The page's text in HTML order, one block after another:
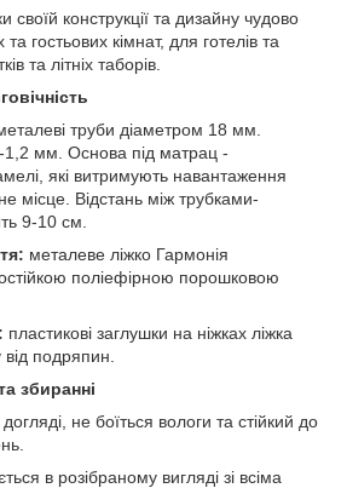
своїй конструкції та дизайну чудово
гостьових кімнат, для готелів та
та літніх таборів.
труби діаметром 18 мм.
мм. Основа під матрац -
які витримують навантаження
місце. Відстань між трубками-
9-10 см.
металеве ліжко Гармонія
поліефірною порошковою
пластикові заглушки на ніжках ліжка
подряпин.
збиранні
не боїться вологи та стійкий до
в розібраному вигляді зі всіма